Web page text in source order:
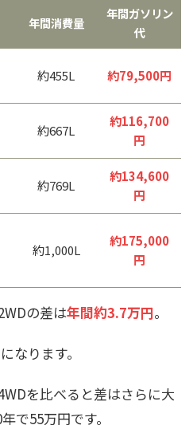
年間消費量
年間ガソリン
代
約455L 約79,500円
約667L
約116,700
円
約769L
約134,600
円
約1,000L
約175,000
円
の差は年間約3.7万円。
なります。
を比べると差はさらに大
で55万円です。